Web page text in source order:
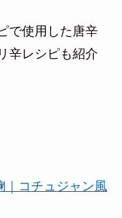
で使用した唐辛
辛レシピも紹介
｜コチュジャン風